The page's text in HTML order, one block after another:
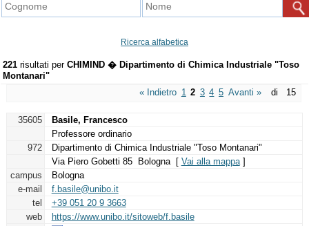
Ricerca alfabetica
221 risultati perCHIMIND � Dipartimento di Chimica Industriale "Toso
Montanari"
« Indietro 1 2 3 4 5 Avanti » di 15
35605
Basile, Francesco
Professore ordinario
972
Dipartimento di Chimica Industriale "Toso Montanari"
Via Piero Gobetti 85 Bologna [ Vai alla mappa]
campus
Bologna
e-mail
f.basile@unibo.it
tel
+39 051 20 9 3663
web
https://www.unibo.it/sitoweb/f.basile